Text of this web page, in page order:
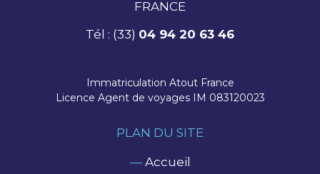
FRANCE
Tél : (33) 04 94 20 63 46
Immatriculation Atout France
Licence Agent de voyages IM 083120023
PLAN DU SITE
— Accueil